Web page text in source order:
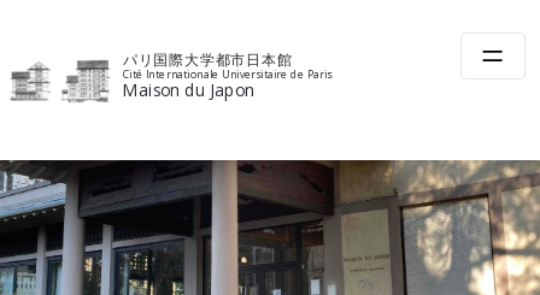
content
パリ国際大学都市日本館
Cité Internationale Universitaire de Paris
Maison du Japon